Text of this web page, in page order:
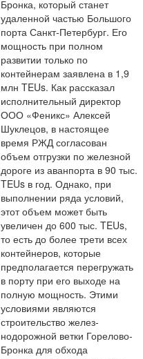
Бронка, который станет
удаленной частью Большого
порта Санкт-Петербург. Его
мощность при полном
развитии только по
контейнерам заявлена в 1,9
млн TEUs. Как рассказал
испол­нительный директор
ООО «Феникс» Алексей
Шуклецов, в настоящее
время РЖД согласован
объем отгрузки по железной
дороге из аванпорта в 90 тыс.
TEUs в год. Однако, при
выполнении ря­да условий,
этот объем может быть
увеличен до 600 тыс. TEUs,
то есть до более трети всех
кон­тейнеров, которые
предполагается перегружать
в порту при его выходе на
полную мощность. Эти­ми
условиями являются
строительство желез­
нодорожной ветки Горелово-
Бронка для обхода